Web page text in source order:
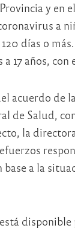
y en
a
días o
17 años,
acuerdo de
de Salud,
la
base a la
disponible